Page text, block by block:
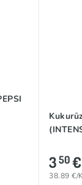
350€
38.89 €/